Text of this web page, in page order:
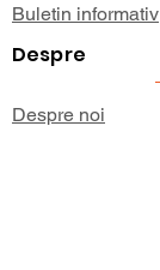
Buletin informativ
Despre
Despre noi